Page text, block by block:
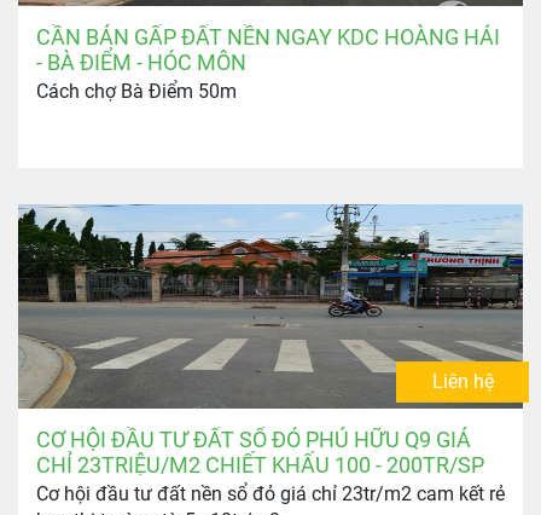
CẦN BÁN GẤP ĐẤT NỀN NGAY KDC HOÀNG HẢI
- BÀ ĐIỂM - HÓC MÔN
Cách chợ Bà Điểm 50m
Liên hệ
CƠ HỘI ĐẦU TƯ ĐẤT SỔ ĐỎ PHÚ HỮU Q9 GIÁ
CHỈ 23TRIỆU/M2 CHIẾT KHẤU 100 - 200TR/SP
Cơ hội đầu tư đất nền sổ đỏ giá chỉ 23tr/m2 cam kết rẻ